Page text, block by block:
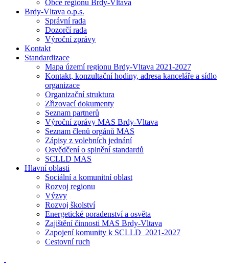
Obce regionu Brdy-Vltava
Brdy-Vltava o.p.s.
Správní rada
Dozorčí rada
Výroční zprávy
Kontakt
Standardizace
Mapa území regionu Brdy-Vltava 2021-2027
Kontakt, konzultační hodiny, adresa kanceláře a sídlo
organizace
Organizační struktura
Zřizovací dokumenty
Seznam partnerů
Výroční zprávy MAS Brdy-Vltava
Seznam členů orgánů MAS
Zápisy z volebních jednání
Osvědčení o splnění standardů
SCLLD MAS
Hlavní oblasti
Sociální a komunitní oblast
Rozvoj regionu
Výzvy
Rozvoj školství
Energetické poradenství a osvěta
Zajištění činnosti MAS Brdy-Vltava
Zapojení komunity k SCLLD_2021-2027
Cestovní ruch